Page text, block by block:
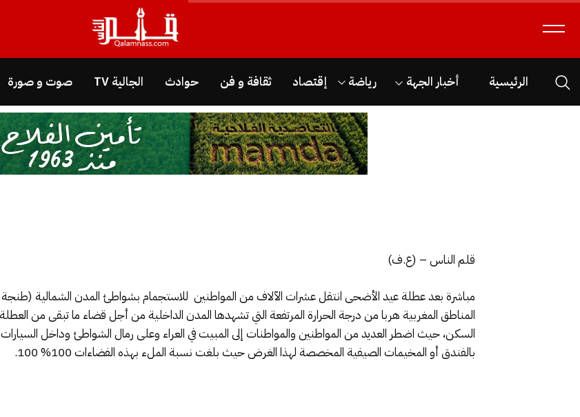
الرئيسية أخبار الجهة رياضة إقتصاد ثقافة و فن حوادث الجالية TV صوت و صورة
قلم الناس – (ع.ف)
مباشرة بعد عطلة عيد الأضحى انتقل عشرات الآلاف من المواطنين للاستجمام بشواطئ المدن الشمالية
المناطق المغربية هربا من درجة الحرارة المرتفعة التي تشهدها المدن الداخلية من أجل قضاء ما تبقى من
السكن، حيث اضطر العديد من المواطنين والمواطنات إلى المبيت في العراء وعلى رمال الشواطئ وداخل
بالفندق أو المخيمات الصيفية المخصصة لهذا الغرض حيث بلغت نسبة الملء بهذه الفضاءات 100% 100.